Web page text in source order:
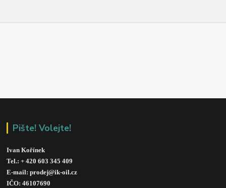
Pište! Volejte!
Ivan Kořínek
Tel.: + 420 603 345 409
E-mail: prodej@ik-oil.cz
IČO: 46107690